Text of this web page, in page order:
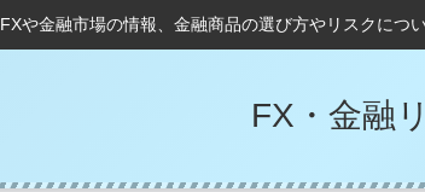
FXや金融市場の情報、金融商品の選び方やリスクにつ
FX・金融